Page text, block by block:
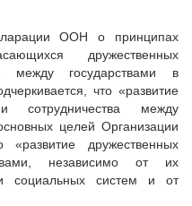
ООН о принципах
дружественных
между государствами в
что «развитие
сотрудничества между
целей Организации
дружественных
независимо от их
и социальных систем и от